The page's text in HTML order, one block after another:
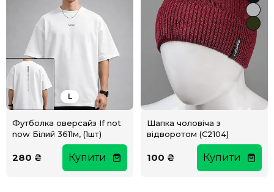
L
Футболка оверсайз If not
now Білий 3611м, (1шт)
280 ₴ Купити
Шапка чоловіча з
відворотом (C2104)
100 ₴ Купити